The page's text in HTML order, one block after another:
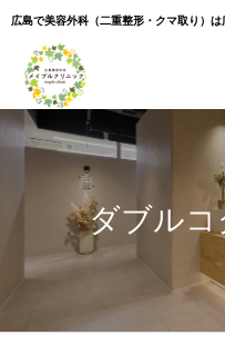
広島で美容外科（二重整形・クマ取り）
ダブルコ